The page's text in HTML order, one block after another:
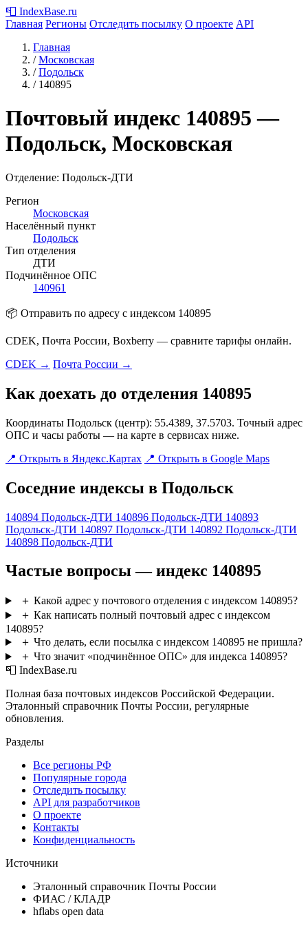
📮 IndexBase.ru
Главная Регионы Отследить посылку О проекте API
Главная
/ Московская
/ Подольск
/ 140895
Почтовый индекс 140895 —
Подольск, Московская
Отделение: Подольск-ДТИ
Регион
Московская
Населённый пункт
Подольск
Тип отделения
ДТИ
Подчинённое ОПС
140961
📦 Отправить по адресу с индексом 140895
CDEK, Почта России, Boxberry — сравните тарифы онлайн.
CDEK → Почта России →
Как доехать до отделения 140895
Координаты Подольск (центр): 55.4389, 37.5703. Точный адрес
ОПС и часы работы — на карте в сервисах ниже.
📍 Открыть в Яндекс.Картах 📍 Открыть в Google Maps
Соседние индексы в Подольск
140894 Подольск-ДТИ 140896 Подольск-ДТИ 140893
Подольск-ДТИ 140897 Подольск-ДТИ 140892 Подольск-ДТИ
140898 Подольск-ДТИ
Частые вопросы — индекс 140895
＋ Какой адрес у почтового отделения с индексом 140895?
＋ Как написать полный почтовый адрес с индексом
140895?
＋ Что делать, если посылка с индексом 140895 не пришла?
＋ Что значит «подчинённое ОПС» для индекса 140895?
📮 IndexBase.ru
Полная база почтовых индексов Российской Федерации.
Эталонный справочник Почты России, регулярные
обновления.
Разделы
Все регионы РФ
Популярные города
Отследить посылку
API для разработчиков
О проекте
Контакты
Конфиденциальность
Источники
Эталонный справочник Почты России
ФИАС / КЛАДР
hflabs open data